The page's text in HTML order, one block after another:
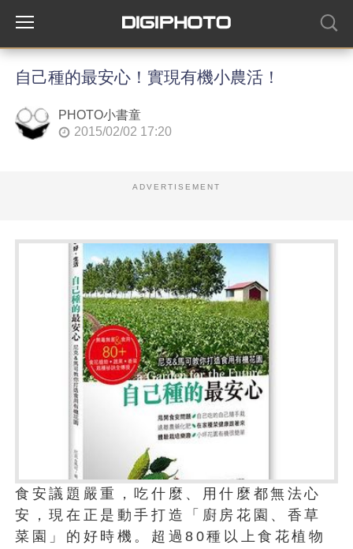
自己種的最安心！實現有機小農活！
PHOTO小書童
2015/02/02 17:20
ADVERTISEMENT
食安議題嚴重，吃什麼、用什麼都無法心
安，現在正是動手打造「廚房花園、香草
菜園」的好時機。超過80種以上食花植物